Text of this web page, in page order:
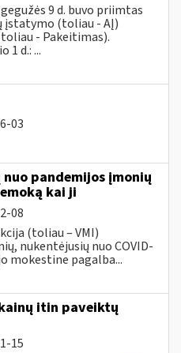
9 d. buvo priimtas
įstatymo (toliau - AĮ)
- Pakeitimas).
1 d.: ...
03
pandemijos įmonių
kai ji
08
(toliau – VMI)
nukentėjusių nuo COVID-
mokestine pagalba...
itin paveiktų
15